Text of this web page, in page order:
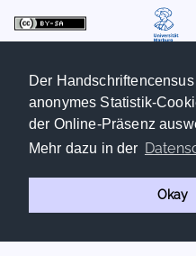
Der
anonymes Statistik-
der Online-Präsenz
Mehr dazu in der
Okay